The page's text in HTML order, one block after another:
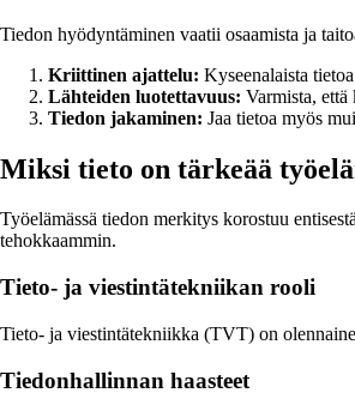
Tiedon hyödyntäminen vaatii osaamista ja
Kriittinen ajattelu: Kyseenalaista
Lähteiden luotettavuus: Varmista,
Tiedon jakaminen: Jaa tietoa myös
Miksi tieto on tärkeää
Työelämässä tiedon merkitys korostuu
tehokkaammin.
Tieto- ja viestintätekniikan rooli
Tieto- ja viestintätekniikka (TVT) on
Tiedonhallinnan haasteet